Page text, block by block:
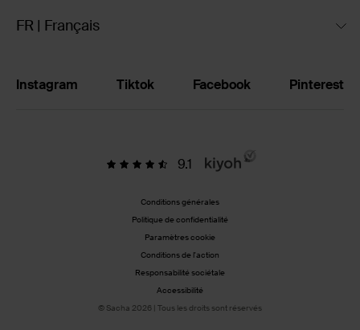
FR | Français
Instagram Tiktok Facebook Pinterest
9.1
Conditions générales
Politique de confidentialité
Paramètres cookie
Conditions de l'action
Responsabilité sociétale
Accessibilité
© Sacha 2026 | Tous les droits sont réservés